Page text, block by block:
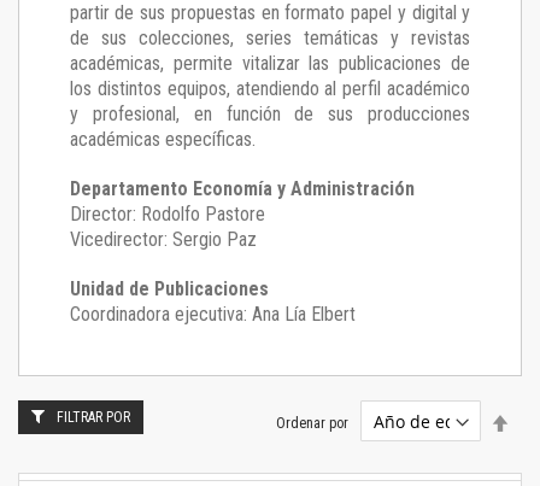
partir de sus propuestas en formato papel y digital y
de sus colecciones, series temáticas y revistas
académicas, permite vitalizar las publicaciones de
los distintos equipos, atendiendo al perfil académico
y profesional, en función de sus producciones
académicas específicas.
Departamento Economía y Administración
Director: Rodolfo Pastore
Vicedirector: Sergio Paz
Unidad de Publicaciones
Coordinadora ejecutiva: Ana Lía Elbert
Ordenar por
FILTRAR POR